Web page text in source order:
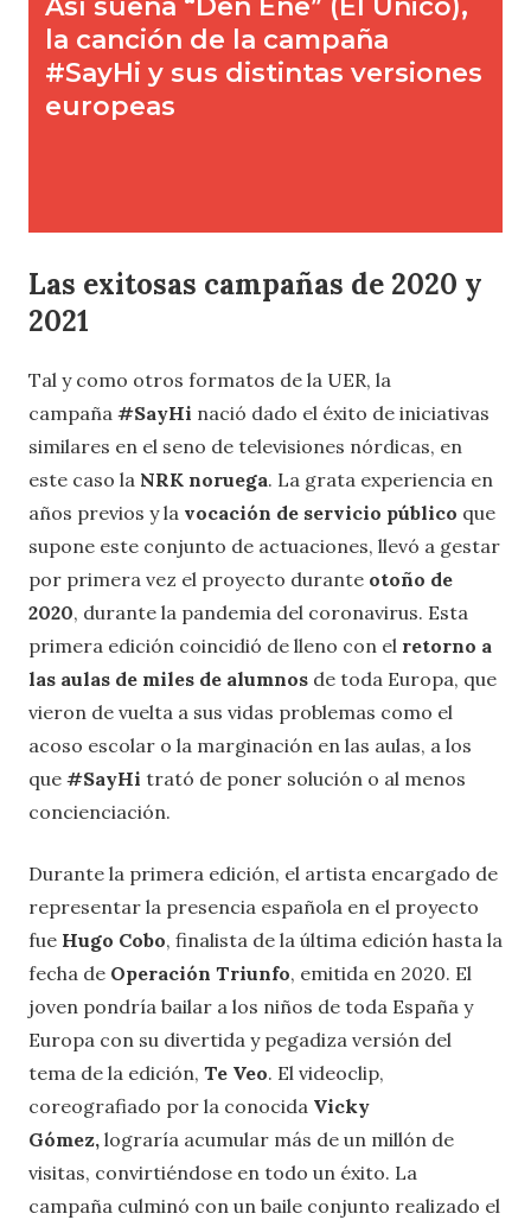
Las exitosas campañas de 2020 y
2021
Tal y como otros formatos de la UER, la
campaña #SayHi nació dado el éxito de iniciativas
similares en el seno de televisiones nórdicas, en
este caso la NRK noruega. La grata experiencia en
años previos y la vocación de servicio público que
supone este conjunto de actuaciones, llevó a gestar
por primera vez el proyecto durante otoño de
2020, durante la pandemia del coronavirus. Esta
primera edición coincidió de lleno con el retorno a
las aulas de miles de alumnos de toda Europa, que
vieron de vuelta a sus vidas problemas como el
acoso escolar o la marginación en las aulas, a los
que #SayHi trató de poner solución o al menos
concienciación.
Durante la primera edición, el artista encargado de
representar la presencia española en el proyecto
fue Hugo Cobo, finalista de la última edición hasta la
fecha de Operación Triunfo, emitida en 2020. El
joven pondría bailar a los niños de toda España y
Europa con su divertida y pegadiza versión del
tema de la edición, Te Veo. El videoclip,
coreografiado por la conocida Vicky
Gómez, lograría acumular más de un millón de
visitas, convirtiéndose en todo un éxito. La
campaña culminó con un baile conjunto realizado el